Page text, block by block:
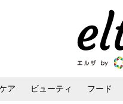
ア ビューティ フード